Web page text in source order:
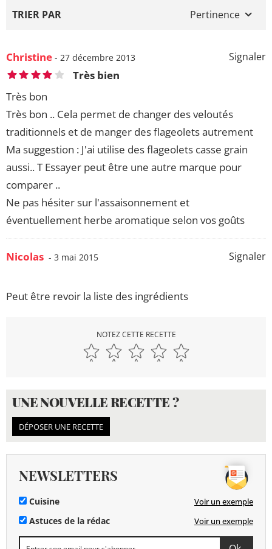
TRIER PAR Pertinence
Signaler
Christine - 27 décembre 2013
Très bien
Très bon
Très bon .. Cela permet de changer des veloutés
traditionnels et de manger des flageolets autrement
Ma suggestion : J'ai utilise des flageolets casse grain
aussi.. T Essayer peut être une autre marque pour
comparer ..
Ne pas hésiter sur l'assaisonnement et
éventuellement herbe aromatique selon vos goûts
Signaler
Nicolas - 3 mai 2015
Peut être revoir la liste des ingrédients
NOTEZ CETTE RECETTE
UNE NOUVELLE RECETTE ?
DÉPOSER UNE RECETTE
NEWSLETTERS
Cuisine Voir un exemple
Astuces de la rédac Voir un exemple